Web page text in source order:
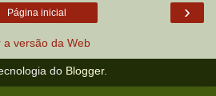
›
Página inicial
a versão da Web
do Blogger.